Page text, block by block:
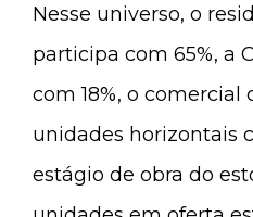
Nesse universo, o
participa com 65%, a
com 18%, o comercial
unidades horizontais
estágio de obra do